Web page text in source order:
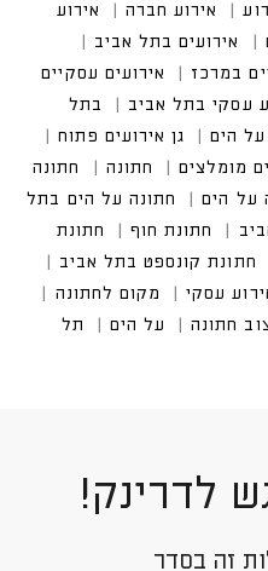
אירועים בתל אביב
אירועים עסקיים בתל אביב
לדרינק!
זה בסדר